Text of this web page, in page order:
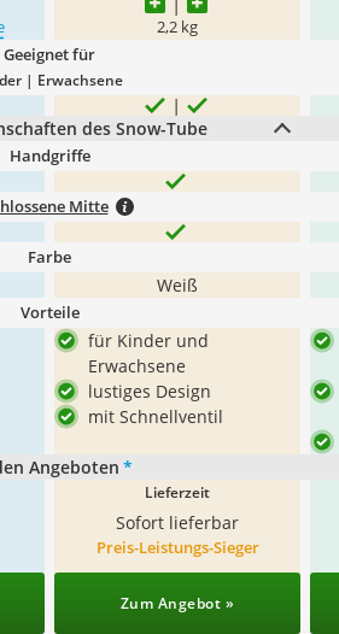
2,2 kg
Geeignet für
| Erwachsene
des Snow-Tube
Handgriffe
Mitte
Farbe
Weiß
Vorteile
für Kinder und
Erwachsene
lustiges Design
mit Schnellventil
Angeboten *
Lieferzeit
Sofort lieferbar
Preis-Leistungs-Sieger
Zum Angebot »